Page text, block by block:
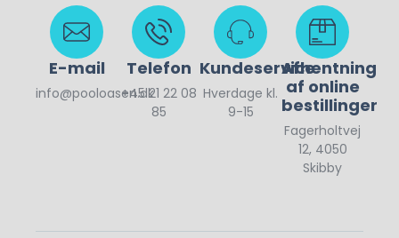
E-mail
info@pooloasen.dk
Telefon
+45 21 22 08
85
Kundeservice
Hverdage kl.
9-15
Afhentning
af online
bestillinger
Fagerholtvej
12, 4050
Skibby